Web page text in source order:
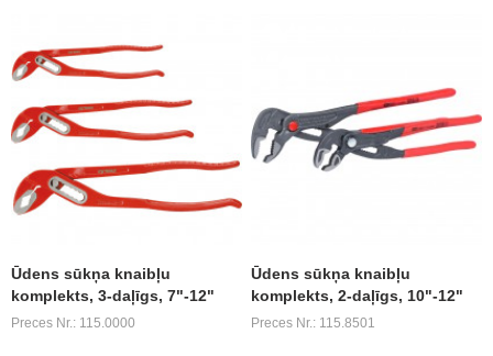
Ūdens sūkņa knaibļu
komplekts, 3-daļīgs, 7"-12"
Preces Nr.: 115.0000
Ūdens sūkņa knaibļu
komplekts, 2-daļīgs, 10"-12"
Preces Nr.: 115.8501